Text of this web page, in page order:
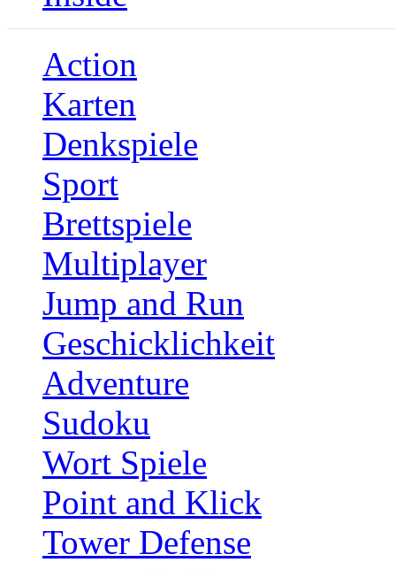
Action
Karten
Denkspiele
Sport
Brettspiele
Multiplayer
Jump and Run
Geschicklichkeit
Adventure
Sudoku
Wort Spiele
Point and Klick
Tower Defense